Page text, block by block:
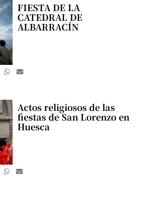
FIESTA DE LA
CATEDRAL DE
ALBARRACÍN
Actos religiosos de las
fiestas de San Lorenzo en
Huesca